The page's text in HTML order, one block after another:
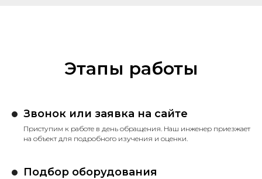
Этапы работы
Звонок или заявка на сайте
Приступим к работе в день обращения. Наш инженер приезжает
на объект для подробного изучения и оценки.
Подбор оборудования